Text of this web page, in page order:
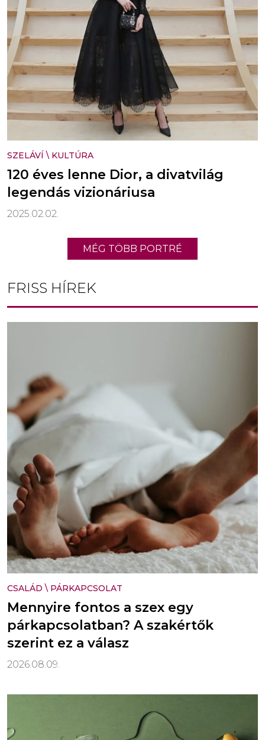
SZELÁVÍ \ KULTÚRA
120 éves lenne Dior, a divatvilág
legendás vizionáriusa
2025.02.02.
MÉG TÖBB PORTRÉ
FRISS HÍREK
CSALÁD \ PÁRKAPCSOLAT
Mennyire fontos a szex egy
párkapcsolatban? A szakértők
szerint ez a válasz
2026.08.09.